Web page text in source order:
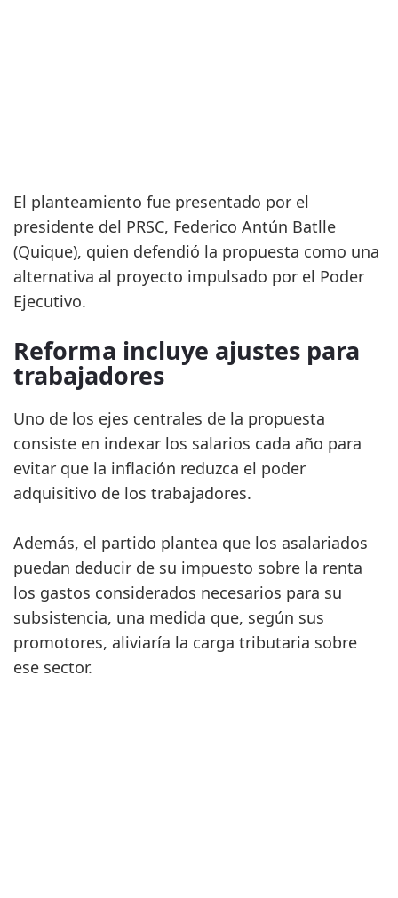
El planteamiento fue presentado por el
presidente del PRSC, Federico Antún Batlle
(Quique), quien defendió la propuesta como una
alternativa al proyecto impulsado por el Poder
Ejecutivo.
Reforma incluye ajustes para
trabajadores
Uno de los ejes centrales de la propuesta
consiste en indexar los salarios cada año para
evitar que la inflación reduzca el poder
adquisitivo de los trabajadores.
Además, el partido plantea que los asalariados
puedan deducir de su impuesto sobre la renta
los gastos considerados necesarios para su
subsistencia, una medida que, según sus
promotores, aliviaría la carga tributaria sobre
ese sector.